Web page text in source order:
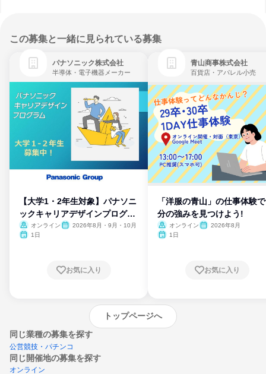
この募集と一緒に見られている募集
パナソニック株式会社
半導体・電子機器メーカー
【大学1・2年生対象】パナソニ
ックキャリアデザインプログラ
ム
オンライン
2026年8月・9月・10月
1日
お気に入り
青山商事株式会社
百貨店・アパレル小売
「洋服の青山」の仕事体験
分の強みを見つけよう!
オンライン
2026年8月
1日
お気に入り
トップページへ
同じ業種の募集を探す
公営競技・パチンコ
同じ開催地の募集を探す
オンライン